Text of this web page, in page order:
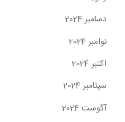
دسامبر 2024
نوامبر 2024
اکتبر 2024
سپتامبر 2024
آگوست 2024